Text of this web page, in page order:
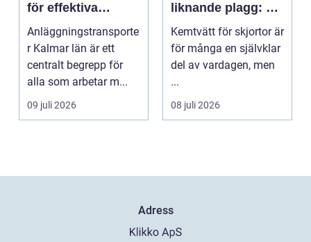
för effektiva
byggprojekt
Anläggningstransporte
r Kalmar län är ett
centralt begrepp för
alla som arbetar m...
09 juli 2026
liknande plagg: Så
fungerar
professionell
klädvård i
Kemtvätt för skjortor är
för många en självklar
del av vardagen, men
...
08 juli 2026
Adress